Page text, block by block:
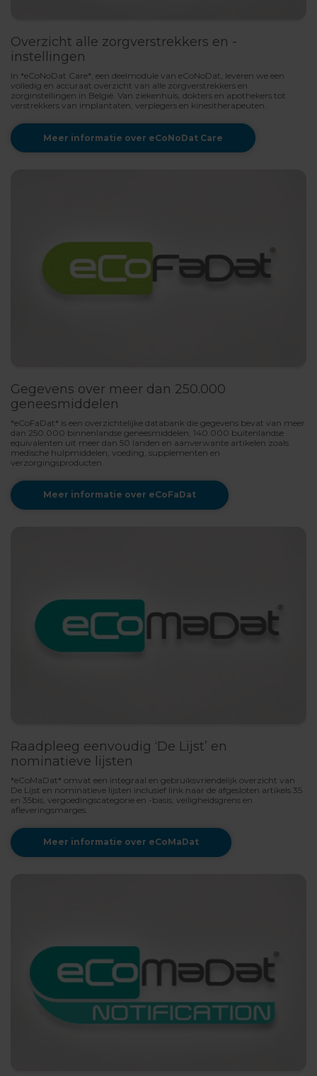
Overzicht alle zorgverstrekkers en -
instellingen
In *eCoNoDat Care*, een deelmodule van eCoNoDat, leveren we een
volledig en accuraat overzicht van alle zorgverstrekkers en
zorginstellingen in België. Van ziekenhuis, dokters en apothekers tot
verstrekkers van implantaten, verplegers en kinesitherapeuten.
Meer informatie over eCoNoDat Care
Gegevens over meer dan 250.000
geneesmiddelen
*eCoFaDat* is een overzichtelijke databank die gegevens bevat van meer
dan 250.000 binnenlandse geneesmiddelen, 140.000 buitenlandse
equivalenten uit meer dan 50 landen en aanverwante artikelen zoals
medische hulpmiddelen, voeding, supplementen en
verzorgingsproducten.
Meer informatie over eCoFaDat
Raadpleeg eenvoudig ‘De Lijst’ en
nominatieve lijsten
*eCoMaDat* omvat een integraal en gebruiksvriendelijk overzicht van
De Lijst en nominatieve lijsten inclusief link naar de afgesloten artikels 35
en 35bis, vergoedingscategorie en -basis, veiligheidsgrens en
afleveringsmarges.
Meer informatie over eCoMaDat